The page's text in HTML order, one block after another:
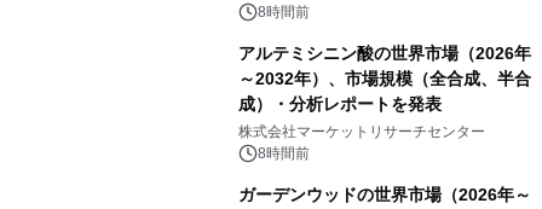
他）・分析レポートを発表
8時間前
アルテミシニン酸の世界市場（2026年
～2032年）、市場規模（全合成、半合
成）・分析レポートを発表
株式会社マーケットリサーチセンター
8時間前
ガーデンウッドの世界市場（2026年～